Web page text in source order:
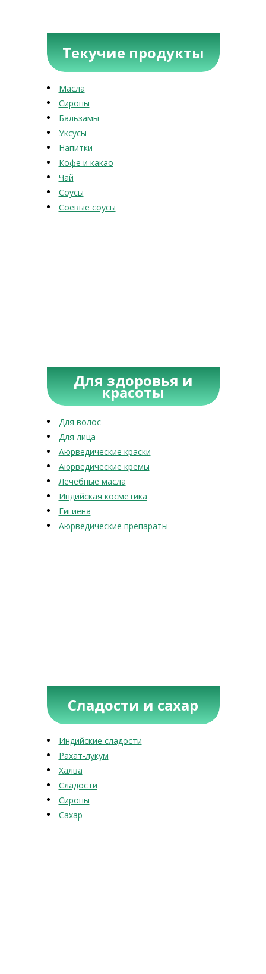
Текучие продукты
Масла
Сиропы
Бальзамы
Уксусы
Напитки
Кофе и какао
Чай
Соусы
Соевые соусы
Для здоровья и
красоты
Для волос
Для лица
Аюрведические краски
Аюрведические кремы
Лечебные масла
Индийская косметика
Гигиена
Аюрведические препараты
Сладости и сахар
Индийские сладости
Рахат-лукум
Халва
Сладости
Сиропы
Сахар